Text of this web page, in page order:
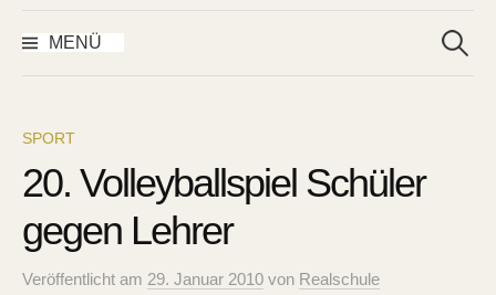
MENÜ
nach:
SPORT
20. Volleyballspiel Schüler
gegen Lehrer
Veröffentlicht am 29. Januar 2010 von Realschule